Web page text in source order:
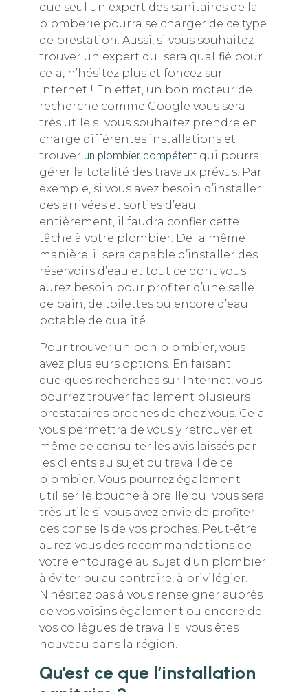
que seul un expert des sanitaires de la
plomberie pourra se charger de ce type
de prestation. Aussi, si vous souhaitez
trouver un expert qui sera qualifié pour
cela, n’hésitez plus et foncez sur
Internet ! En effet, un bon moteur de
recherche comme Google vous sera
très utile si vous souhaitez prendre en
charge différentes installations et
trouver un plombier compétentqui pourra
gérer la totalité des travaux prévus. Par
exemple, si vous avez besoin d’installer
des arrivées et sorties d’eau
entièrement, il faudra confier cette
tâche à votre plombier. De la même
manière, il sera capable d’installer des
réservoirs d’eau et tout ce dont vous
aurez besoin pour profiter d’une salle
de bain, de toilettes ou encore d’eau
potable de qualité.
Pour trouver un bon plombier, vous
avez plusieurs options. En faisant
quelques recherches sur Internet, vous
pourrez trouver facilement plusieurs
prestataires proches de chez vous. Cela
vous permettra de vous y retrouver et
même de consulter les avis laissés par
les clients au sujet du travail de ce
plombier. Vous pourrez également
utiliser le bouche à oreille qui vous sera
très utile si vous avez envie de profiter
des conseils de vos proches. Peut-être
aurez-vous des recommandations de
votre entourage au sujet d’un plombier
à éviter ou au contraire, à privilégier.
N’hésitez pas à vous renseigner auprès
de vos voisins également ou encore de
vos collègues de travail si vous êtes
nouveau dans la région.
Qu’est ce que l’installation